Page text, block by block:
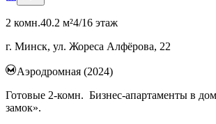
2 комн.40.2 м²4/16 этаж
г. Минск, ул. Жореса Алфёрова, 22
Аэродромная (2024)
Готовые 2-комн. Бизнес-апартаменты в
замок».